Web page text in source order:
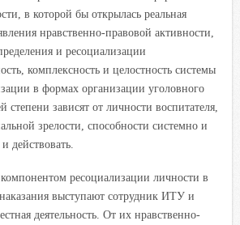
в которой бы открылась реальная
нравственно-правовой активности,
и ресоциализации
комплексность и целостность системы
в формах организации уголовного
зависят от личности воспитателя,
зрелости, способности системно и
действовать.
ресоциализации личности в
выступают сотрудник ИТУ и
деятельность. От их нравственно-